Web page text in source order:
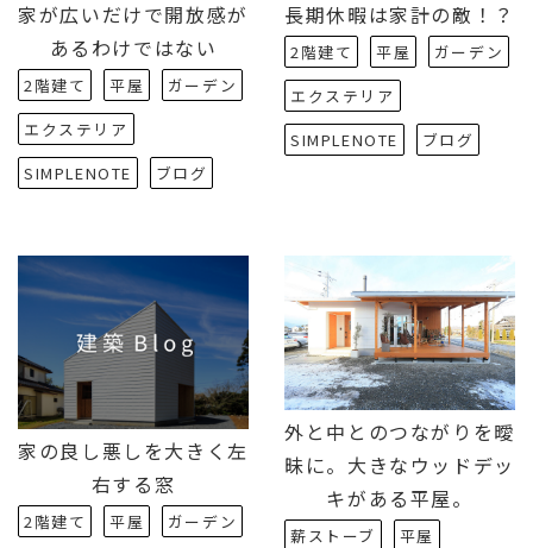
家が広いだけで開放感が
あるわけではない
2階建て 平屋
ガーデン
エクステリア
SIMPLENOTE
ブログ
長期休暇は家計の敵！？
2階建て 平屋
ガーデン
エクステリア
SIMPLENOTE
ブログ
家の良し悪しを大きく左
右する窓
2階建て 平屋
ガーデン
外と中とのつながりを曖
昧に。大きなウッドデッ
キがある平屋。
薪ストーブ
平屋